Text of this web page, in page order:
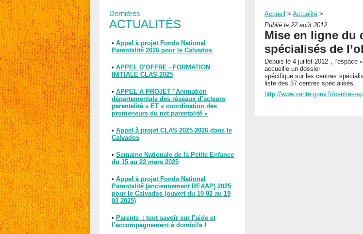
Dernières
ACTUALITÉS
• Appel à projet Fonds National
Parentalité 2026 pour le Calvados
• APPEL D’OFFRE - FORMATION
INITIALE CLAS 2025
• APPEL A PROJET "Animation
départementale des réseaux d’acteurs
parentalité » ET « coordination des
promeneurs du net parentalité »
• Appel à projet CLAS 2025-2026 dans le
Calvados
• Semaine Nationale de la Petite Enfance
du 15 au 22 mars 2025
• Appel à projet Fonds National
Parentalité (anciennement REAAP) 2025
pour le Calvados (ouvert du 19 02 au 19
03 2025)
• Parents : tout savoir sur l’aide et
l’accompagnement à domicile !
Accueil > Actualité >
Publié le 22 août 2012
Mise en ligne du
spécialisés de
Depuis le 4 juillet 2012 , l’espace
accueille un dossier
spécifique sur les centres
liste des 37 centres spécialisés.
http://www.sante.gouv.fr/centres-